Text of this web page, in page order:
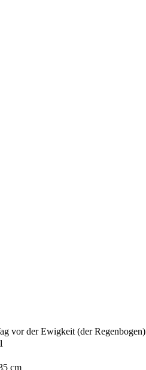
vor der Ewigkeit (der Regenbogen)
cm